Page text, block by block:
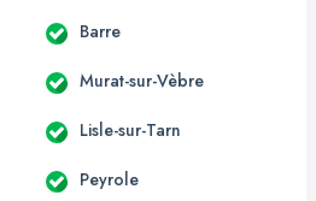
Barre
Murat-sur-Vèbre
Lisle-sur-Tarn
Peyrole